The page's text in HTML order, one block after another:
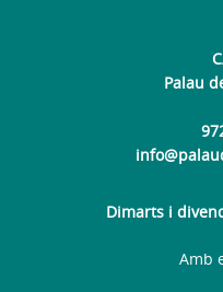
Palau
Dimarts i
Amb